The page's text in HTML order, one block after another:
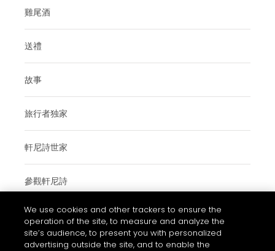
雞尾酒
送禮
故事
旅行者独家
軒尼詩世家
參觀軒尼詩
使用條款與細則
常見問題
We use cookies and other trackers to ensure the
operation of the site, to measure and analyze the
site’s audience, to present you with personalized
advertising outside the site, and to enable the